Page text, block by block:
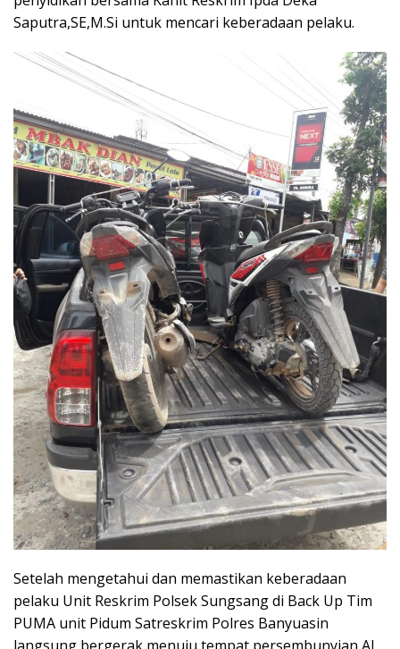
Saputra,SE,M.Si untuk mencari keberadaan pelaku.
Setelah mengetahui dan memastikan keberadaan
pelaku Unit Reskrim Polsek Sungsang di Back Up Tim
PUMA unit Pidum Satreskrim Polres Banyuasin